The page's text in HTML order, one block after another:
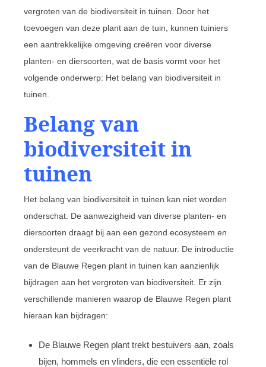
vergroten van de biodiversiteit in tuinen. Door het
toevoegen van deze plant aan de tuin, kunnen tuiniers
een aantrekkelijke omgeving creëren voor diverse
planten- en diersoorten, wat de basis vormt voor het
volgende onderwerp: Het belang van biodiversiteit in
tuinen.
Belang van
biodiversiteit in
tuinen
Het belang van biodiversiteit in tuinen kan niet worden
onderschat. De aanwezigheid van diverse planten- en
diersoorten draagt bij aan een gezond ecosysteem en
ondersteunt de veerkracht van de natuur. De introductie
van de Blauwe Regen plant in tuinen kan aanzienlijk
bijdragen aan het vergroten van biodiversiteit. Er zijn
verschillende manieren waarop de Blauwe Regen plant
hieraan kan bijdragen:
De Blauwe Regen plant trekt bestuivers aan, zoals
bijen, hommels en vlinders, die een essentiële rol